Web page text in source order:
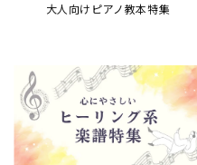
大人向けピアノ教本特集